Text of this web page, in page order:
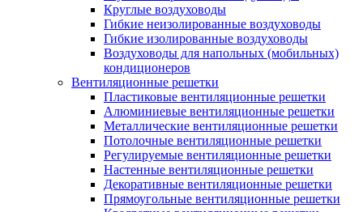
Круглые воздуховоды
Гибкие неизолированные воздуховоды
Гибкие изолированные воздуховоды
Воздуховоды для напольных (мобильных)
кондиционеров
Вентиляционные решетки
Пластиковые вентиляционные решетки
Алюминиевые вентиляционные решетки
Металлические вентиляционные решетки
Потолочные вентиляционные решетки
Регулируемые вентиляционные решетки
Настенные вентиляционные решетки
Декоративные вентиляционные решетки
Прямоугольные вентиляционные решетки